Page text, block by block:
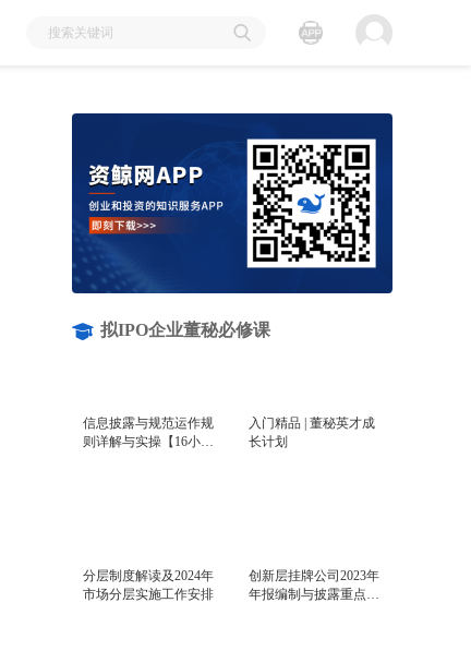
拟IPO企业董秘必修课
信息披露与规范运作规
则详解与实操【16小时
入门精品 | 董秘英才成
长计划
分层制度解读及2024年
市场分层实施工作安排
创新层挂牌公司2023年
年报编制与披露重点问